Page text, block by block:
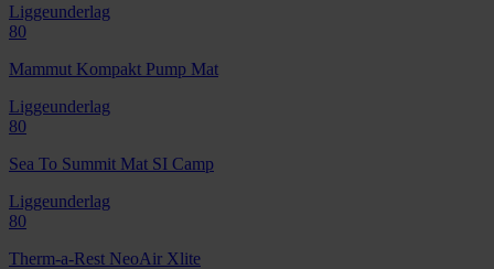
Liggeunderlag
80
Mammut Kompakt Pump Mat
Liggeunderlag
80
Sea To Summit Mat SI Camp
Liggeunderlag
80
Therm-a-Rest NeoAir Xlite